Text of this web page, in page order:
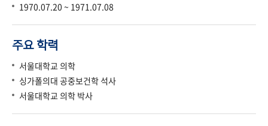
1970.07.20 ~ 1971.07.08
주요 학력
서울대학교 의학
싱가폴의대 공중보건학 석사
서울대학교 의학 박사